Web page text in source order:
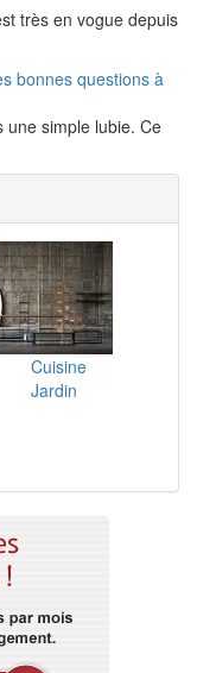
très en vogue depuis
bonnes questions à
une simple lubie. Ce
Cuisine
Jardin